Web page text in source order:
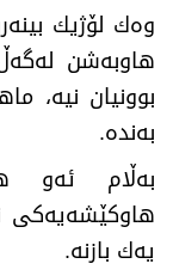
وەك لۆژیك
هاوبەشن
بوونیان نیە،
بەندە.
بەڵام ئەو
هاوكێشەیەكی
یەك بازنە.